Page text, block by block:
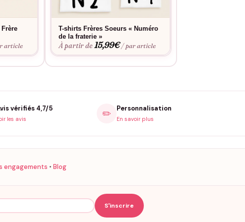
notreservice de personnalisation. Les bodies
article
T-shirts Frères Soeurs « Numéro
de la fraterie »
À partir de15,99€ / par article
vérifiés 4,7/5
les avis ✏️ Personnalisation
En savoir plus
engagements • Blog